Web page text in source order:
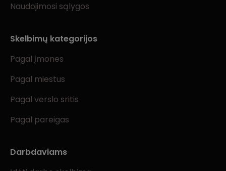
Naudojimosi sąlygos
Skelbimų kategorijos
Pagal įmones
Pagal miestus
Pagal verslo sritis
Pagal pareigas
Darbdaviams